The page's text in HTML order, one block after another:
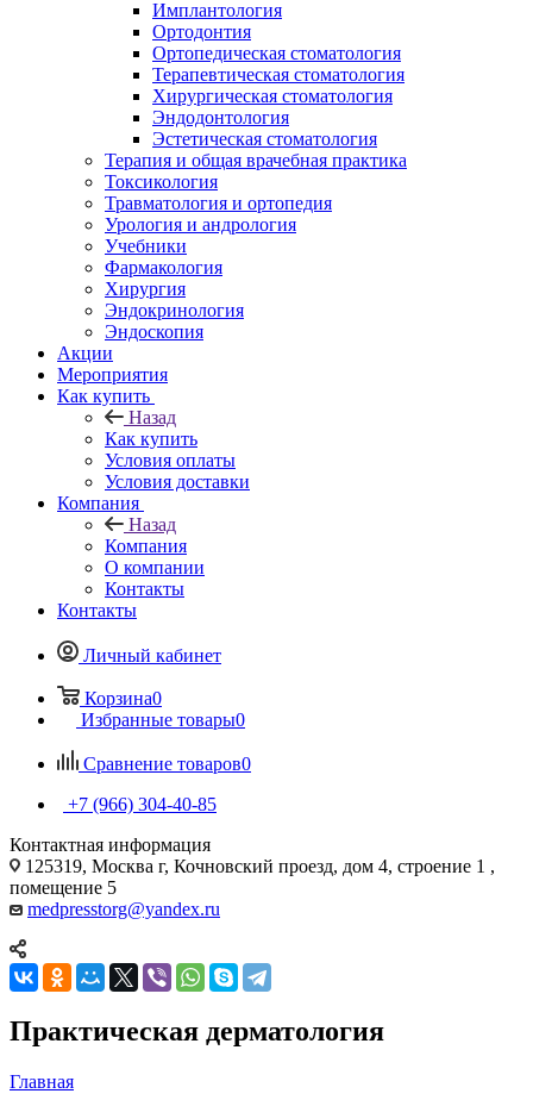
Имплантология
Ортодонтия
Ортопедическая стоматология
Терапевтическая стоматология
Хирургическая стоматология
Эндодонтология
Эстетическая стоматология
Терапия и общая врачебная практика
Токсикология
Травматология и ортопедия
Урология и андрология
Учебники
Фармакология
Хирургия
Эндокринология
Эндоскопия
Акции
Мероприятия
Как купить
Назад
Как купить
Условия оплаты
Условия доставки
Компания
Назад
Компания
О компании
Контакты
Контакты
Личный кабинет
Корзина0
Избранные товары0
Сравнение товаров0
+7 (966) 304-40-85
Контактная информация
125319, Москва г, Кочновский проезд, дом 4, строение 1 ,
помещение 5
medpresstorg@yandex.ru
Практическая дерматология
Главная